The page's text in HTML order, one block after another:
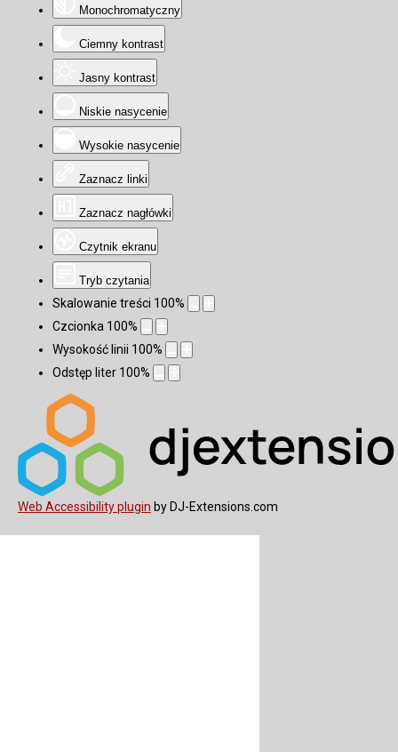
Monochromatyczny
Ciemny kontrast
Jasny kontrast
Niskie nasycenie
Wysokie nasycenie
Zaznacz linki
Zaznacz nagłówki
Czytnik ekranu
Tryb czytania
Skalowanie treści 100%
Czcionka 100%
Wysokość linii 100%
Odstęp liter 100%
Web Accessibility plugin by DJ-Extensions.com